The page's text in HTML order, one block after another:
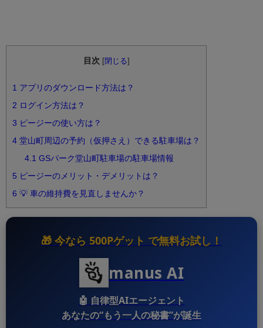
目次 閉じる
1 アプリのダウンロード方法は？
2 ログイン方法は？
3 ピージーの使い方は？
4 堂山町周辺の予約（仮押さえ）できる駐車場は？
4.1 GSパーク堂山町駐車場の駐車場情報
5 ピージーのメリット・デメリットは？
6 💡 車の維持費を見直しませんか？
🎁 今なら 500Pゲット で無料お試し！
manus AI
🤖 自律型AIエージェント
あなたの“もう一人の秘書”が誕生